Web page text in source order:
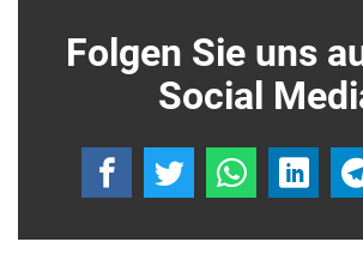
Folgen Sie uns
Social